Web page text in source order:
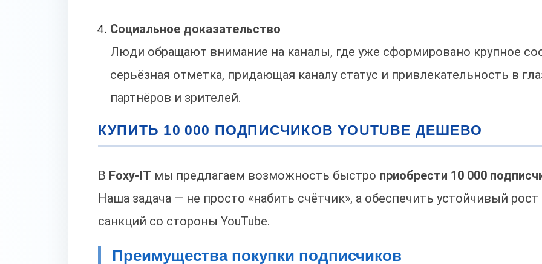
Социальное доказательство
Люди обращают внимание на каналы, где уже сформировано крупное
серьёзная отметка, придающая каналу статус и привлекательность в
партнёров и зрителей.
КУПИТЬ 10 000 ПОДПИСЧИКОВ YOUTUBE ДЕШЕВО
В Foxy-IT мы предлагаем возможность быстро приобрести 10 000
Наша задача — не просто «набить счётчик», а обеспечить устойчивый
санкций со стороны YouTube.
Преимущества покупки подписчиков